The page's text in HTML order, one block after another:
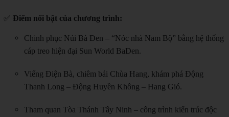
✅ Điểm nổi bật của chương trình:
Chinh phục Núi Bà Đen – “Nóc nhà Nam Bộ” bằng hệ thống
cáp treo hiện đại Sun World BaDen.
Viếng Điện Bà, chiêm bái Chùa Hang, khám phá Động
Thanh Long – Động Huyền Không – Hang Gió.
Tham quan Tòa Thánh Tây Ninh – công trình kiến trúc độc